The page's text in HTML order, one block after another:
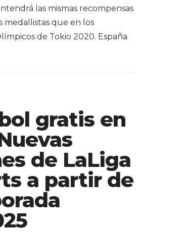
las mismas recompensas
medallistas que en los
de Tokio 2020. España
gratis en
de LaLiga
a partir de